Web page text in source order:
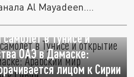
Al Mayadeen....
в Тунисе и
ОАЭ в Дамаске:
лицом к Сирии